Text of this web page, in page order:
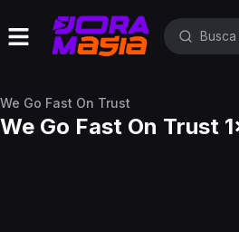
We Go Fast On Trust
We Go Fast On Trust